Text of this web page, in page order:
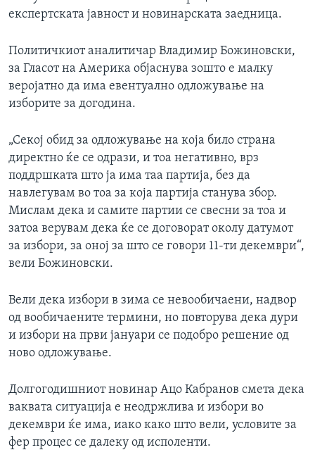
експертската јавност и новинарската заедница.
Политичкиот аналитичар Владимир Божиновски,
за Гласот на Америка објаснува зошто е малку
веројатно да има евентуално одложување на
изборите за догодина.
„Секој обид за одложување на која било страна
директно ќе се одрази, и тоа негативно, врз
поддршката што ја има таа партија, без да
навлегувам во тоа за која партија станува збор.
Мислам дека и самите партии се свесни за тоа и
затоа верувам дека ќе се договорат околу датумот
за избори, за оној за што се говори 11-ти декември“,
вели Божиновски.
Вели дека избори в зима се невообичаени, надвор
од вообичаените термини, но повторува дека дури
и избори на први јануари се подобро решение од
ново одложување.
Долгогодишниот новинар Ацо Кабранов смета дека
ваквата ситуација е неодржлива и избори во
декември ќе има, иако како што вели, условите за
фер процес се далеку од исполенти.